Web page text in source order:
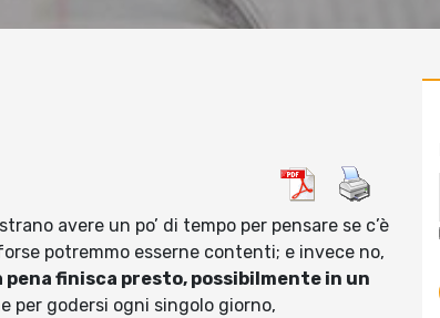
avere un po’ di tempo per pensare se c’è
potremmo esserne contenti; e invece no,
pena finisca presto, possibilmente in un
per godersi ogni singolo giorno,